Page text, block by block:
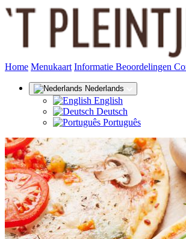
Home Menukaart Informatie (huidige)
Beoordelingen
Nederlands
English
Deutsch
Português